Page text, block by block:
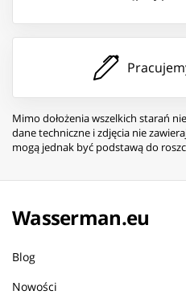
Mimo dołożenia wszelkich starań
dane techniczne i zdjęcia nie
mogą jednak być podstawą do
Wasserman.eu
Blog
Nowości